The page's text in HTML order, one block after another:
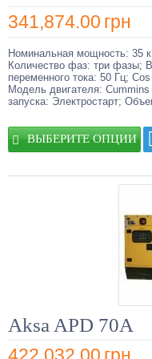
внимание на следующие
словами, вам
предназначено
наличие
обладать
автоматический
масла и так далее.
Обратите внимание и
эксплуатироваться
важную роль при
температурой.
будут следующие
обслуживания
коммуникаций,
дизельный генератор
подготовить площадку
Перед тем, как купить
обеспечить
электростанция цена
того, как вы решите
341,874.00 грн
Номинальная мощность: 35
Количество фаз: три фазы;
переменного тока: 50 Гц;
Модель двигателя:
запуска: Электростарт;
ВЫБЕРИТЕ ОПЦИИ
Aksa APD 70A
422,032.00 грн